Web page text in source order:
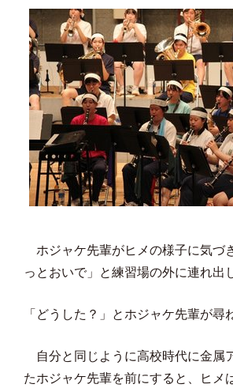
ホジャケ先輩がヒメの様子に気づ
っとおいで」と練習場の外に連れ出
「どうした？」とホジャケ先輩が尋
自分と同じように高校時代に金属
たホジャケ先輩を前にすると、ヒメ